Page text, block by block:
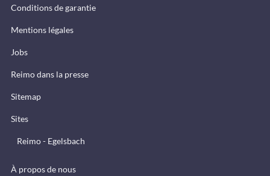
Conditions de garantie
Mentions légales
Jobs
Reimo dans la presse
Sitemap
Sites
Reimo - Egelsbach
À propos de nous